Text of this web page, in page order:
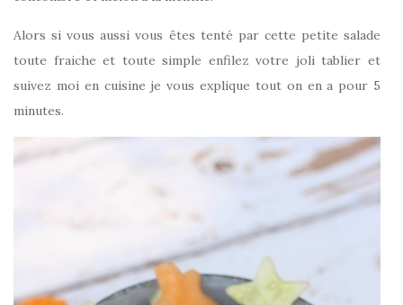
Alors si vous aussi vous êtes tenté par cette petite salade
toute fraiche et toute simple enfilez votre joli tablier et
suivez moi en cuisine je vous explique tout on en a pour 5
minutes.